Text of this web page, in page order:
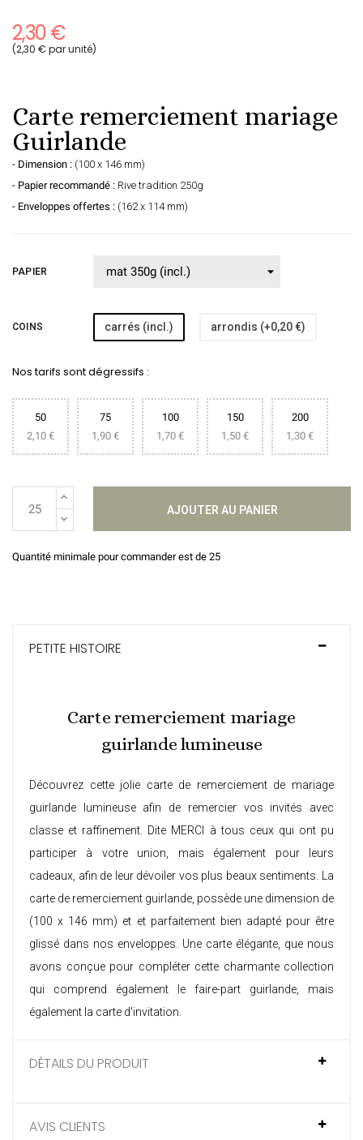
2,30 €
(2,30 € par unité)
Carte remerciement mariage
Guirlande
- Dimension : (100 x 146 mm)
- Papier recommandé : Rive tradition 250g
- Enveloppes offertes : (162 x 114 mm)
PAPIER
COINS carrés (incl.) arrondis (+0,20 €)
Nos tarifs sont dégressifs :
50
2,10 €
75
1,90 €
100
1,70 €
150
1,50 €
200
1,30 €
AJOUTER AU PANIER
Quantité minimale pour commander est de 25
PETITE HISTOIRE
Carte remerciement mariage
guirlande lumineuse
Découvrez cette jolie carte de remerciement de mariage
guirlande lumineuse afin de remercier vos invités avec
classe et raffinement. Dite MERCI à tous ceux qui ont pu
participer à votre union, mais également pour leurs
cadeaux, afin de leur dévoiler vos plus beaux sentiments. La
carte de remerciement guirlande, possède une dimension de
(100 x 146 mm) et et parfaitement bien adapté pour être
glissé dans nos enveloppes. Une carte élégante, que nous
avons conçue pour compléter cette charmante collection
qui comprend également le faire-part guirlande , mais
également la carte d'invitation
DÉTAILS DU PRODUIT
AVIS CLIENTS